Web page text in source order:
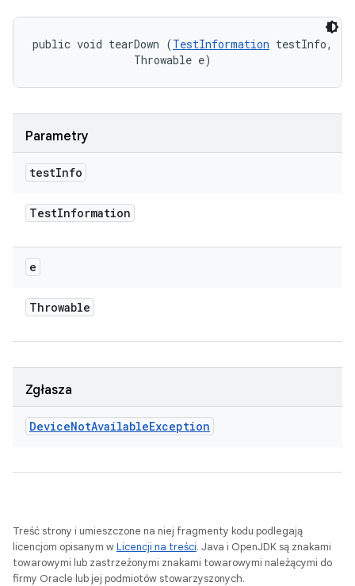
public void tearDown (TestInformation testInfo,
                Throwable e)
Parametry
testInfo
TestInformation
e
Throwable
Zgłasza
DeviceNotAvailableException
Treść strony i umieszczone na niej fragmenty kodu podlegają
licencjom opisanym wLicencji na treści. Java i OpenJDK są znakami
towarowymi lub zastrzeżonymi znakami towarowymi należącymi do
firmy Oracle lub jej podmiotów stowarzyszonych.